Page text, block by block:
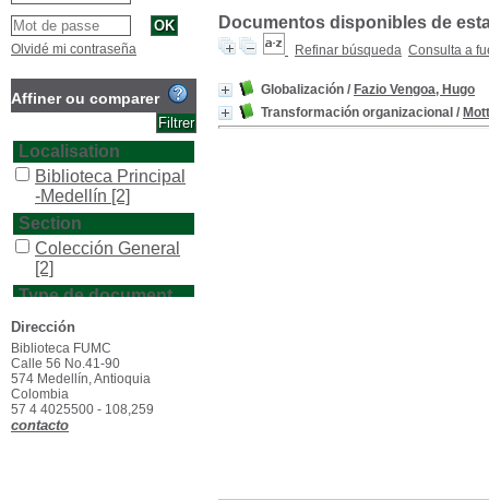
Documentos disponibles de
Refinar búsqueda Consulta a
Globalización / Fazio Vengoa, Hugo
Transformación organizacional /
Olvidé mi contraseña
Affiner ou comparer
Localisation
Biblioteca Principal
-Medellín [2]
Section
Colección General
[2]
Type de document
texto impreso
Dirección
Biblioteca FUMC
Calle 56 No.41-90
574 Medellín, Antioquia
Colombia
57 4 4025500 - 108,259
contacto